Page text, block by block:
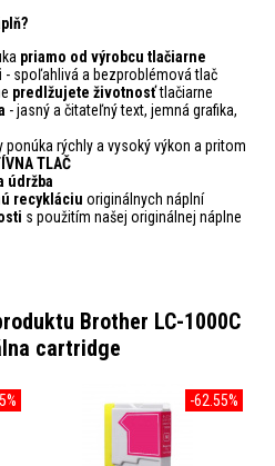
priamo od výrobcu tlačiarne
- spoľahlivá a bezproblémová tlač
predlžujete životnosťtlačiarne
- jasný a čitateľný text, jemná grafika,
rýchly a vysoký výkon a pritom
TLAČ
údržba
recykláciu originálnych náplní
s použitím našej originálnej náplne
Brother LC-1000C
cartridge
-62.55%